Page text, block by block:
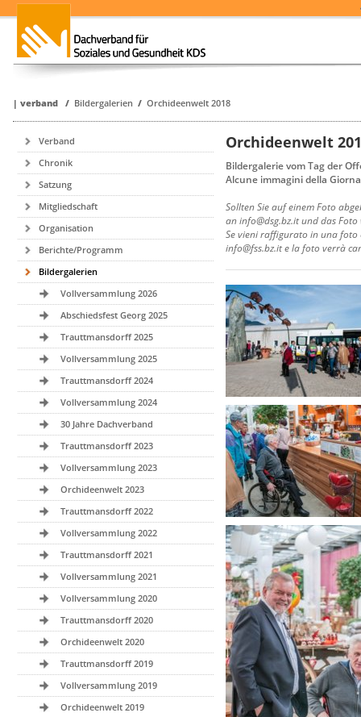
| verband / Bildergalerien / Orchideenwelt 2018
Verband
Chronik
Satzung
Mitgliedschaft
Organisation
Berichte/Programm
Bildergalerien
Vollversammlung 2026
Abschiedsfest Georg 2025
Trauttmansdorff 2025
Vollversammlung 2025
Trauttmansdorff 2024
Vollversammlung 2024
30 Jahre Dachverband
Trauttmansdorff 2023
Vollversammlung 2023
Orchideenwelt 2023
Trauttmansdorff 2022
Vollversammlung 2022
Trauttmansdorff 2021
Vollversammlung 2021
Vollversammlung 2020
Trauttmansdorff 2020
Orchideenwelt 2020
Trauttmansdorff 2019
Vollversammlung 2019
Orchideenwelt 2019
Orchideenwelt
Bildergalerie vom Tag der
Alcune immagini della
Sollten Sie auf einem Foto
an info@dsg.bz.it und das
Se vieni raffigurato in una foto
info@fss.bz.it e la foto verrà